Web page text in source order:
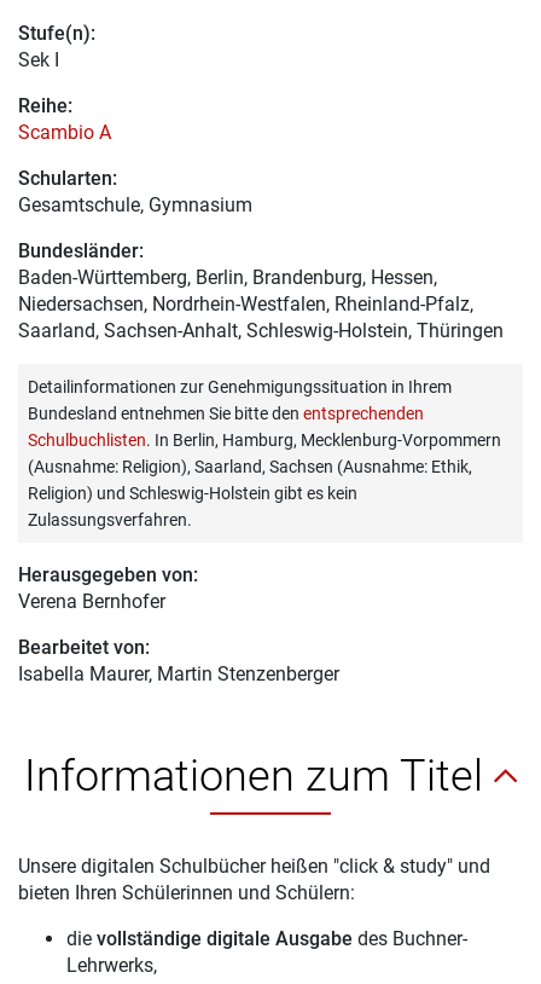
Stufe(n):
Sek I
Reihe:
Scambio A
Schularten:
Gesamtschule, Gymnasium
Bundesländer:
Baden-Württemberg, Berlin, Brandenburg, Hessen,
Niedersachsen, Nordrhein-Westfalen, Rheinland-Pfalz,
Saarland, Sachsen-Anhalt, Schleswig-Holstein, Thüringen
Detailinformationen zur Genehmigungssituation in Ihrem
Bundesland entnehmen Sie bitte den entsprechenden
Schulbuchlisten. In Berlin, Hamburg, Mecklenburg-Vorpommern
(Ausnahme: Religion), Saarland, Sachsen (Ausnahme: Ethik,
Religion) und Schleswig-Holstein gibt es kein
Zulassungsverfahren.
Herausgegeben von:
Verena Bernhofer
Bearbeitet von:
Isabella Maurer, Martin Stenzenberger
Informationen zum Titel
Unsere digitalen Schulbücher heißen "click & study" und
bieten Ihren Schülerinnen und Schülern:
die vollständige digitale Ausgabe des Buchner-
Lehrwerks,